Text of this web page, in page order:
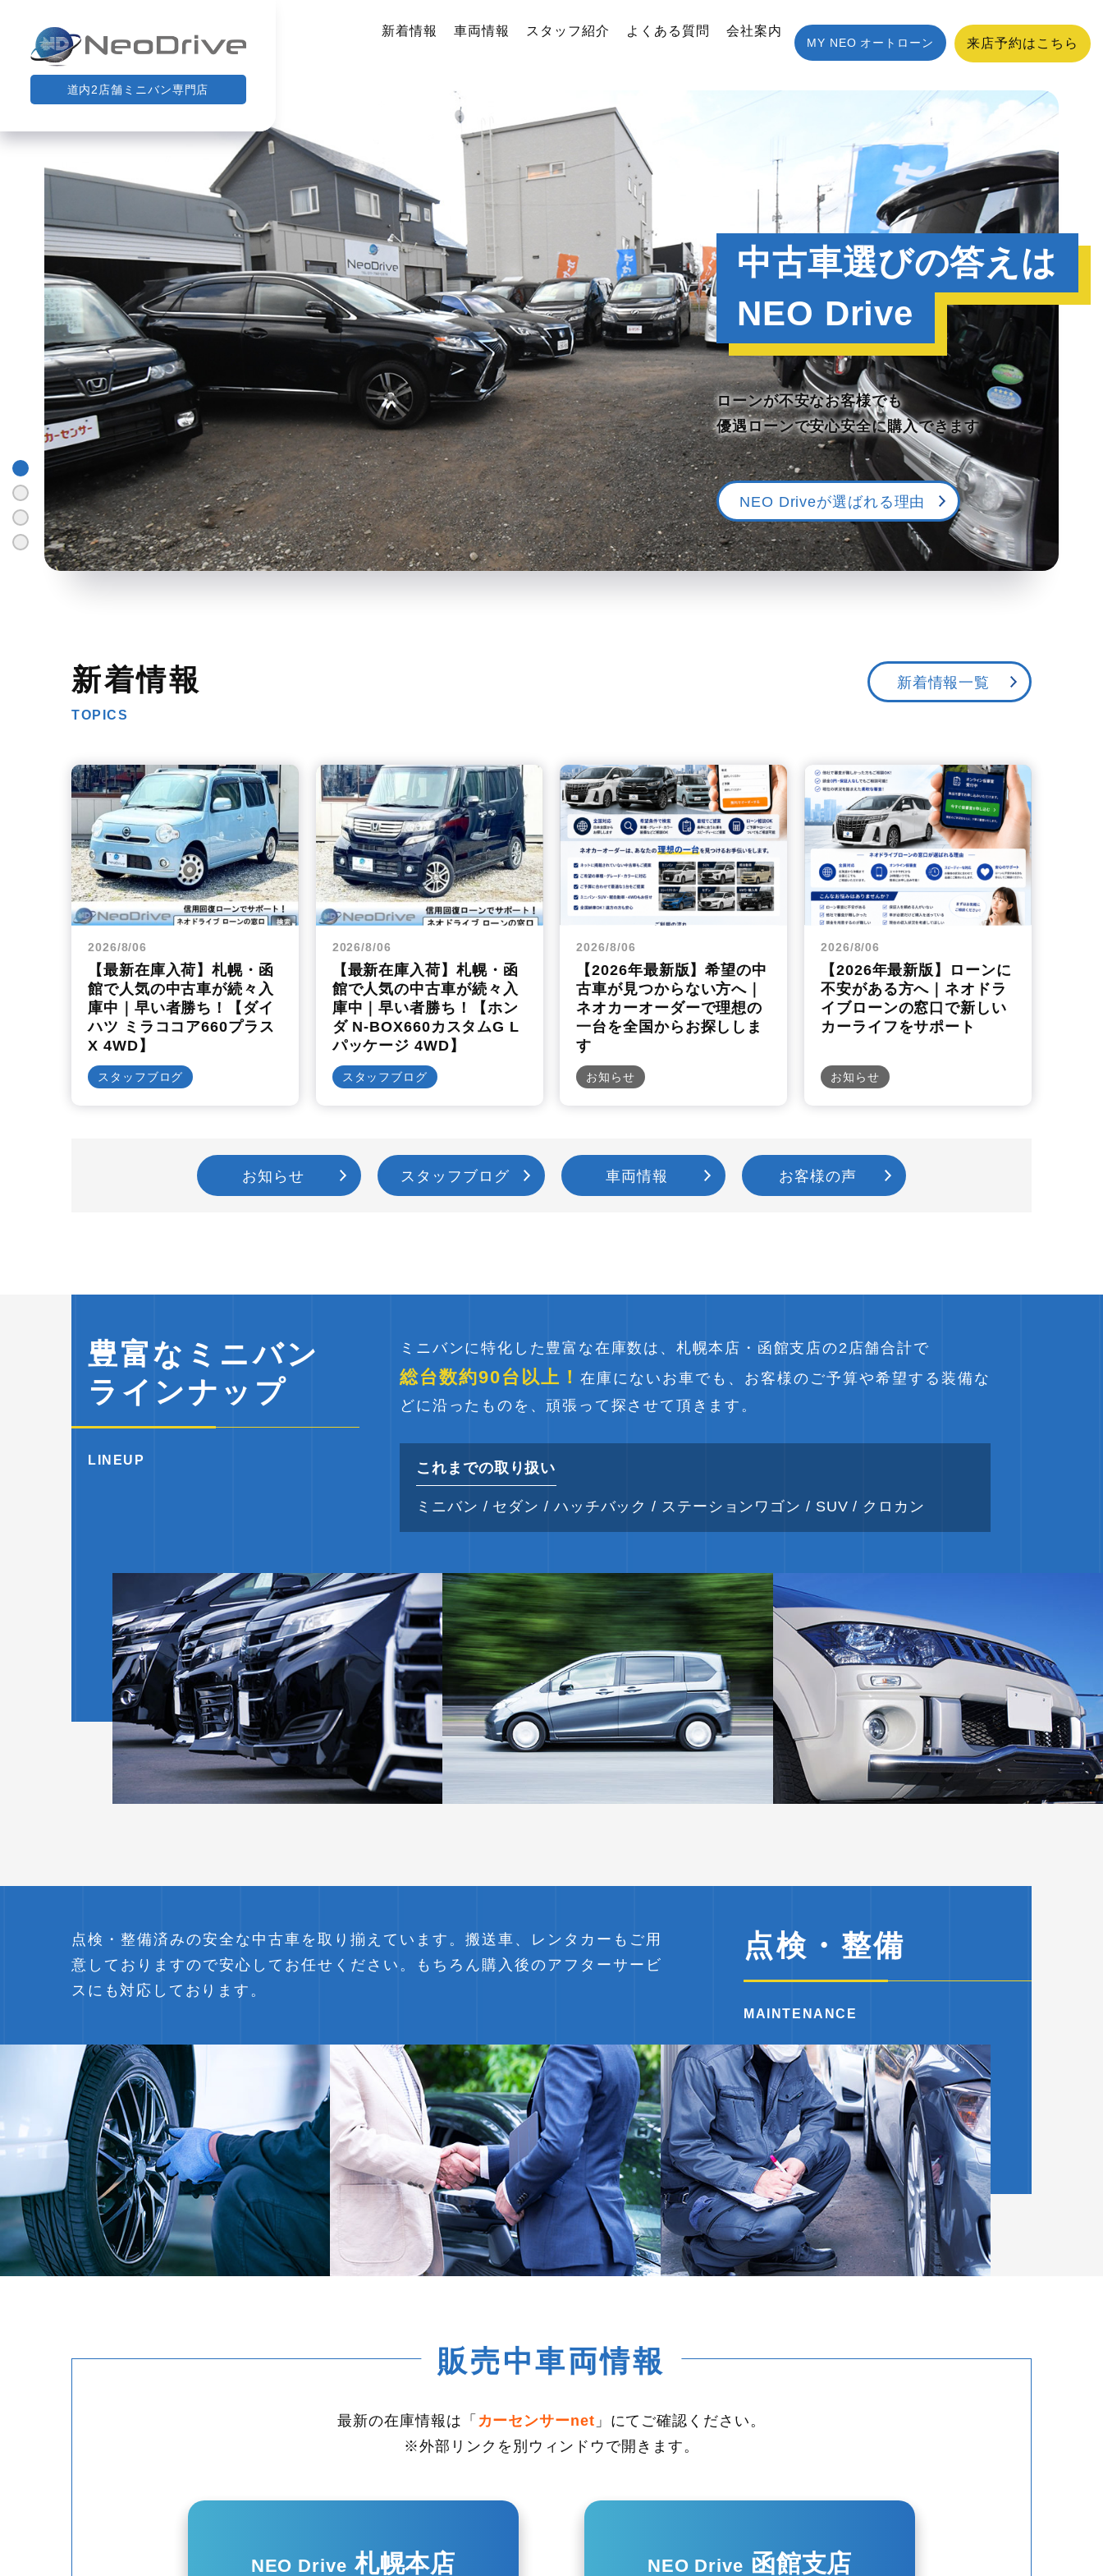
道内2店舗ミニバン専門店
新着情報 車両情報 スタッフ紹介 よくある質問 会社案内
MY NEO オートローン 来店予約はこちら
自慢のミニバンを
多数取り扱い中
ミニバンに特化した豊富な在庫数は、
2店舗合計で総台数約90台以上！
在庫情報を見る
新着情報
TOPICS
新着情報一覧
2026/8/06
【最新在庫入荷】札幌・函
館で人気の中古車が続々入
庫中｜早い者勝ち！【ダイ
ハツ ミラココア660プラス
X 4WD】
スタッフブログ
2026/8/06
【最新在庫入荷】札幌・函
館で人気の中古車が続々入
庫中｜早い者勝ち！【ホン
ダ N-BOX660カスタムG L
パッケージ 4WD】
スタッフブログ
2026/8/06
【2026年最新版】希望の中
古車が見つからない方へ｜
ネオカーオーダーで理想の
一台を全国からお探ししま
す
お知らせ
2026/8/06
【2026年最新版】ローンに
不安がある方へ｜ネオドラ
イブローンの窓口で新しい
カーライフをサポート
お知らせ
お知らせ スタッフブログ 車両情報 お客様の声
豊富なミニバン
ラインナップ
LINEUP
ミニバンに特化した豊富な在庫数は、札幌本店・函館支店の2店舗合計で
総台数約90台以上！在庫にないお車でも、お客様のご予算や希望する装備な
どに沿ったものを、頑張って探させて頂きます。
これまでの取り扱い
ミニバン / セダン / ハッチバック / ステーションワゴン / SUV / クロカン
点検・整備
MAINTENANCE
点検・整備済みの安全な中古車を取り揃えています。搬送車、レンタカーもご用
意しておりますので安心してお任せください。もちろん購入後のアフターサービ
スにも対応しております。
販売中車両情報
最新の在庫情報は「 カーセンサーnet 」にてご確認ください。
※外部リンクを別ウィンドウで開きます。
NEO Drive 札幌本店 NEO Drive 函館支店